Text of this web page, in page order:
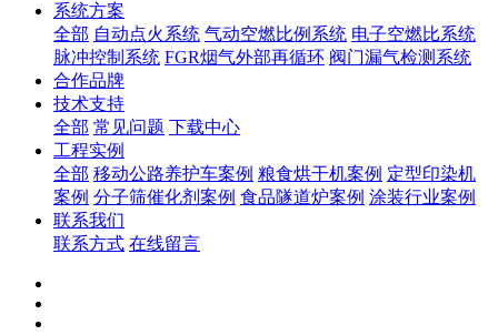
系统方案
全部 自动点火系统 气动空燃比例系统 电子空燃比系统
脉冲控制系统 FGR烟气外部再循环 阀门漏气检测系统
合作品牌
技术支持
全部 常见问题 下载中心
工程实例
全部 移动公路养护车案例 粮食烘干机案例 定型印染机
案例 分子筛催化剂案例 食品隧道炉案例 涂装行业案例
联系我们
联系方式 在线留言